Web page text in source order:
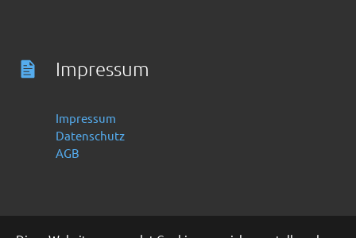
Impressum
Impressum
Datenschutz
AGB